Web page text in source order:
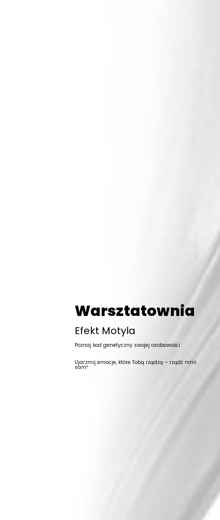
Warsztatownia
Efekt Motyla
Poznaj kod genetyczny swojej osobowości
Ujarzmij emocje, które Tobą rządzą – rządź nimi
sam!